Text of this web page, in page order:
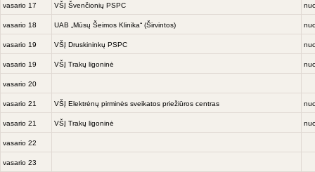
vasario 17 VŠĮ Švenčionių PSPC
vasario 18 UAB „Mūsų Šeimos Klinika“ (Širvintos)
vasario 19 VŠĮ Druskininkų PSPC
vasario 19 VŠĮ Trakų ligoninė
vasario 20
vasario 21 VŠĮ Elektrėnų pirminės sveikatos priežiūros centras
vasario 21 VŠĮ Trakų ligoninė
vasario 22
vasario 23